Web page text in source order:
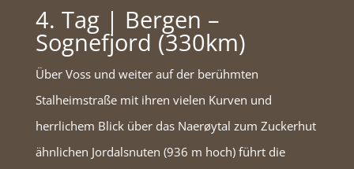
4. Tag | Bergen –
Sognefjord (330km)
Über Voss und weiter auf der berühmten
Stalheimstraße mit ihren vielen Kurven und
herrlichem Blick über das Naerøytal zum Zuckerhut
ähnlichen Jordalsnuten (936 m hoch) führt die